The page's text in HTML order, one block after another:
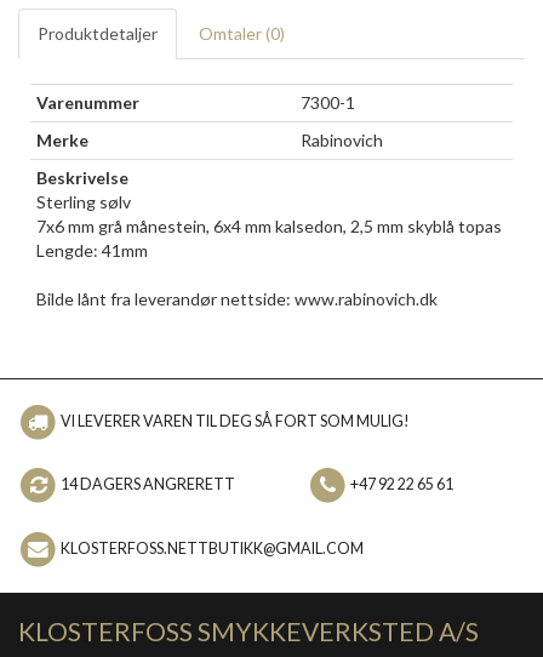
Produktdetaljer Omtaler (0)
Varenummer
7300-1
Merke
Rabinovich
Beskrivelse
Sterling sølv
7x6 mm grå månestein, 6x4 mm kalsedon, 2,5 mm skyblå topas
Lengde: 41mm
Bilde lånt fra leverandør nettside: www.rabinovich.dk
VI LEVERER VAREN TIL DEG SÅ FORT SOM MULIG!
14 DAGERS ANGRERETT +47 92 22 65 61
KLOSTERFOSS.NETTBUTIKK@GMAIL.COM
KLOSTERFOSS SMYKKEVERKSTED A/S